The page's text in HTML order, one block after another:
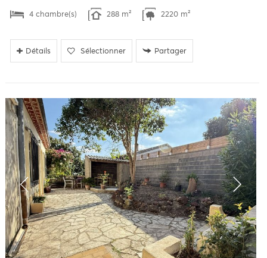
4 chambre(s) 288 m² 2220 m²
Détails Sélectionner Partager